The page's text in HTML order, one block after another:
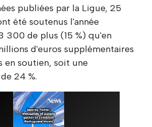
publiées par la Ligue, 25
été soutenus l'année
300 de plus (15 %) qu'en
d'euros supplémentaires
en soutien, soit une
24 %.